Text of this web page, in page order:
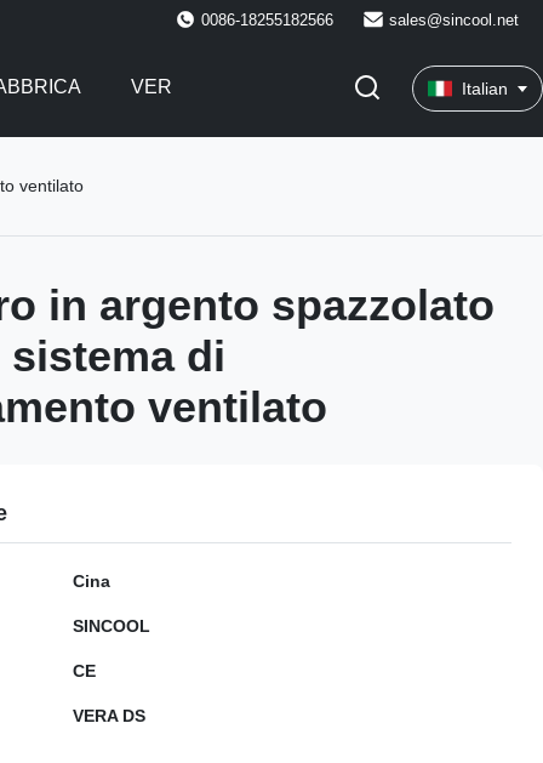
0086-18255182566 sales@sincool.net
VER Italian
ventilato
in argento spazzolato
di
ventilato
Cina
SINCOOL
CE
VERA DS